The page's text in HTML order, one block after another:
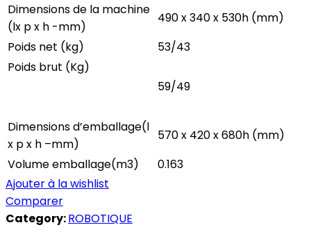
Dimensions de la machine
(lx p x h -mm)
490 x 340 x 530h (mm)
Poids net (kg)
53/43
Poids brut (Kg)
59/49
Dimensions d’emballage(l
x p x h –mm)
570 x 420 x 680h (mm)
Volume emballage(m3)
0.163
Ajouter à la wishlist
Comparer
Category:ROBOTIQUE